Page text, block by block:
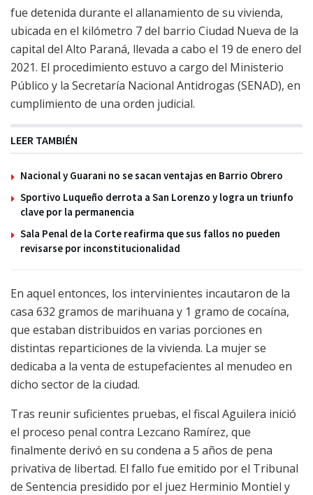
fue detenida durante el allanamiento de su vivienda,
ubicada en el kilómetro 7 del barrio Ciudad Nueva de la
capital del Alto Paraná, llevada a cabo el 19 de enero del
2021. El procedimiento estuvo a cargo del Ministerio
Público y la Secretaría Nacional Antidrogas (SENAD), en
cumplimiento de una orden judicial.
LEER TAMBIÉN
Nacional y Guarani no se sacan ventajas en Barrio Obrero
Sportivo Luqueño derrota a San Lorenzo y logra un triunfo
clave por la permanencia
Sala Penal de la Corte reafirma que sus fallos no pueden
revisarse por inconstitucionalidad
En aquel entonces, los intervinientes incautaron de la
casa 632 gramos de marihuana y 1 gramo de cocaína,
que estaban distribuidos en varias porciones en
distintas reparticiones de la vivienda. La mujer se
dedicaba a la venta de estupefacientes al menudeo en
dicho sector de la ciudad.
Tras reunir suficientes pruebas, el fiscal Aguilera inició
el proceso penal contra Lezcano Ramírez, que
finalmente derivó en su condena a 5 años de pena
privativa de libertad. El fallo fue emitido por el Tribunal
de Sentencia presidido por el juez Herminio Montiel y